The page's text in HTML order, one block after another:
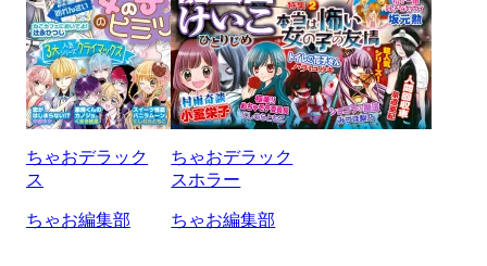
ちゃおデラック
ス
ちゃお編集部
ちゃおデラック
スホラー
ちゃお編集部